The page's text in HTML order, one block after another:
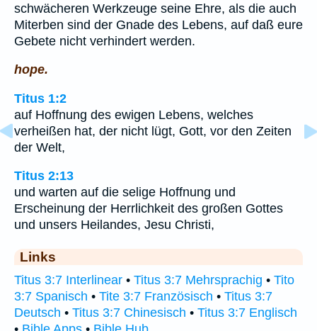
schwächeren Werkzeuge seine Ehre, als die auch
Miterben sind der Gnade des Lebens, auf daß eure
Gebete nicht verhindert werden.
hope.
Titus 1:2
auf Hoffnung des ewigen Lebens, welches
verheißen hat, der nicht lügt, Gott, vor den Zeiten
der Welt,
Titus 2:13
und warten auf die selige Hoffnung und
Erscheinung der Herrlichkeit des großen Gottes
und unsers Heilandes, Jesu Christi,
Links
Titus 3:7 Interlinear • Titus 3:7 Mehrsprachig • Tito
3:7 Spanisch • Tite 3:7 Französisch • Titus 3:7
Deutsch • Titus 3:7 Chinesisch • Titus 3:7 Englisch